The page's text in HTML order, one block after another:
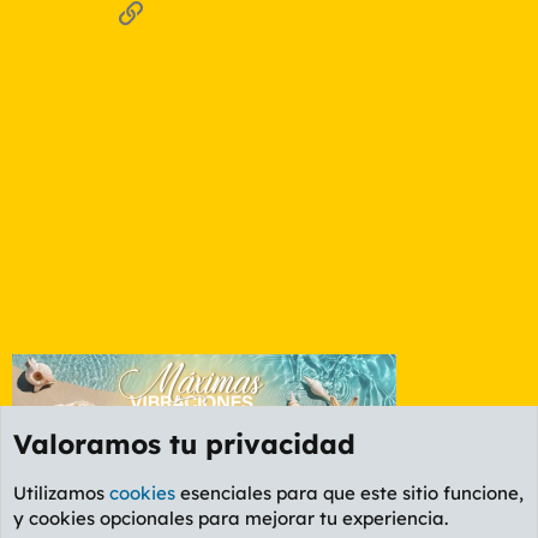
Enlace
Foro Informática y Videojuegos
Valoramos tu privacidad
Utilizamos cookies esenciales para que este sitio funcione,
y cookies opcionales para mejorar tu experiencia.